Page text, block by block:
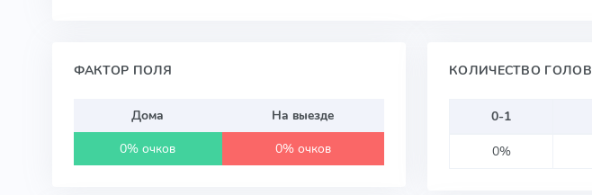
ФАКТОР ПОЛЯ
Дома
На выезде
0% очков
0% очков
КОЛИЧЕСТВО ГОЛОВ
0-1
0%